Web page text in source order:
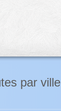
par ville